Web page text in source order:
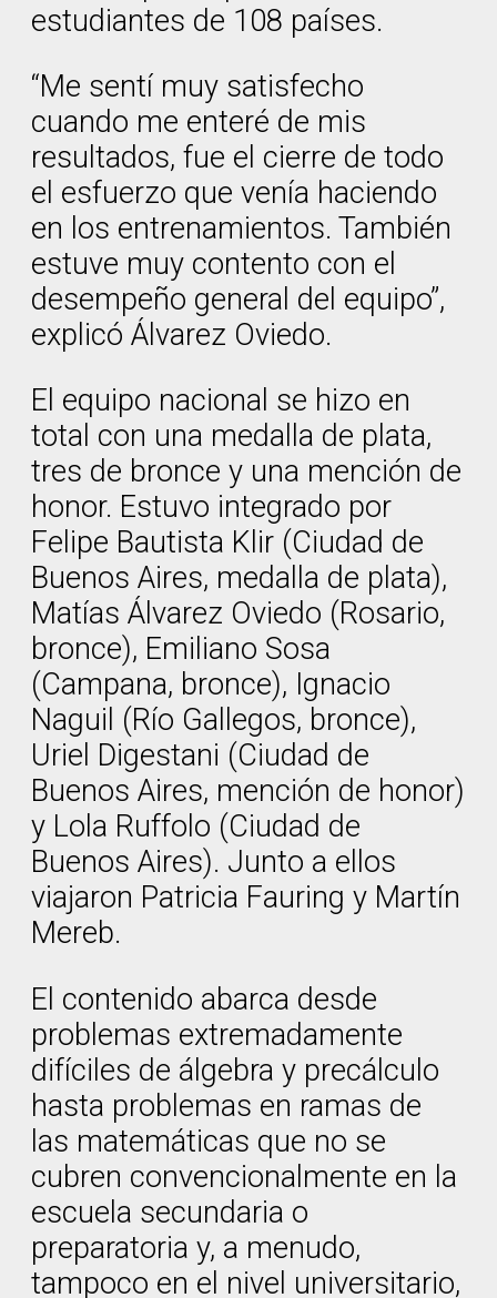
estudiantes de 108 países.
“Me sentí muy satisfecho
cuando me enteré de mis
resultados, fue el cierre de todo
el esfuerzo que venía haciendo
en los entrenamientos. También
estuve muy contento con el
desempeño general del equipo”,
explicó Álvarez Oviedo.
El equipo nacional se hizo en
total con una medalla de plata,
tres de bronce y una mención de
honor. Estuvo integrado por
Felipe Bautista Klir (Ciudad de
Buenos Aires, medalla de plata),
Matías Álvarez Oviedo (Rosario,
bronce), Emiliano Sosa
(Campana, bronce), Ignacio
Naguil (Río Gallegos, bronce),
Uriel Digestani (Ciudad de
Buenos Aires, mención de honor)
y Lola Ruffolo (Ciudad de
Buenos Aires). Junto a ellos
viajaron Patricia Fauring y Martín
Mereb.
El contenido abarca desde
problemas extremadamente
difíciles de álgebra y precálculo
hasta problemas en ramas de
las matemáticas que no se
cubren convencionalmente en la
escuela secundaria o
preparatoria y, a menudo,
tampoco en el nivel universitario,